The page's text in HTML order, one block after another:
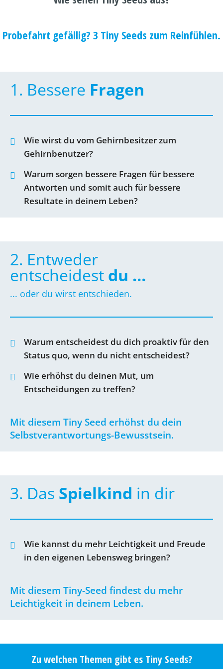
Probefahrt gefällig? 3 Tiny Seeds zum Reinfühlen.
1. Bessere Fragen
Wie wirst du vom Gehirnbesitzer zum
Gehirnbenutzer?
Warum sorgen bessere Fragen für bessere
Antworten und somit auch für bessere
Resultate in deinem Leben?
2. Entweder
entscheidest du …
... oder du wirst entschieden.​
Warum entscheidest du dich proaktiv für den
Status quo, wenn du nicht entscheidest?
Wie erhöhst du deinen Mut, um
Entscheidungen zu treffen?
Mit diesem Tiny Seed erhöhst du dein
Selbstverantwortungs-Bewusstsein.
3. Das Spielkind in dir
Wie kannst du mehr Leichtigkeit und Freude
in den eigenen Lebensweg bringen?
Mit diesem Tiny-Seed findest du mehr
Leichtigkeit in deinem Leben.
Zu welchen Themen gibt es Tiny Seeds?​